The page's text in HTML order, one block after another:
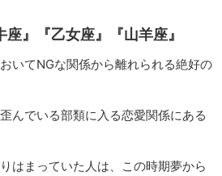
』『乙女座』『山羊座』
いてNGな関係から離れられる絶好の
んでいる部類に入る恋愛関係にある
はまっていた人は、この時期夢から